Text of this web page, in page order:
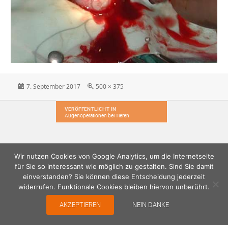
Veröffentlicht
7. September 2017 Originalgröße
500 × 375
VERÖFFENTLICHT IN
Augenoperationen bei Tieren
Wir nutzen Cookies von Google Analytics, um die Internetseite
für Sie so interessant wie möglich zu gestalten. Sind Sie damit
einverstanden? Sie können diese Entscheidung jederzeit
widerrufen. Funktionale Cookies bleiben hiervon unberührt.
AKZEPTIEREN NEIN DANKE